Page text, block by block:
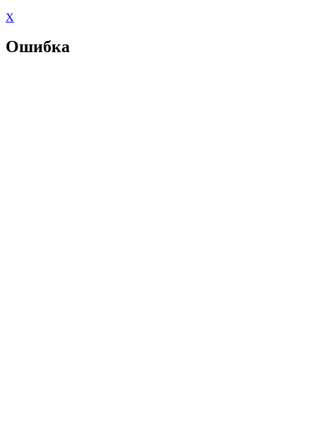
X
Ошибка